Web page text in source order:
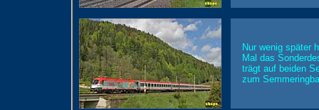
Nur wenig später
Mal das
trägt auf beiden
zum